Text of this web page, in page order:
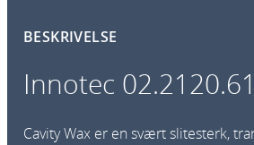
BESKRIVELSE
Innotec
Cavity Wax er en svært slitesterk,